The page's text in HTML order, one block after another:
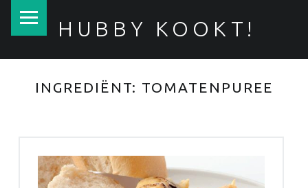
HUBBY KOOKT!
Makkelijke, smakelijke recepten
INGREDIËNT: TOMATENPUREE